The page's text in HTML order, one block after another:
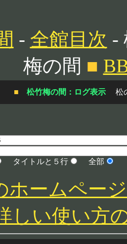
- 全館目次 -
梅の間 ■
■ 松竹梅の間：ログ表示 松
タイトルと５行 全部
ホームペー
しい使い方